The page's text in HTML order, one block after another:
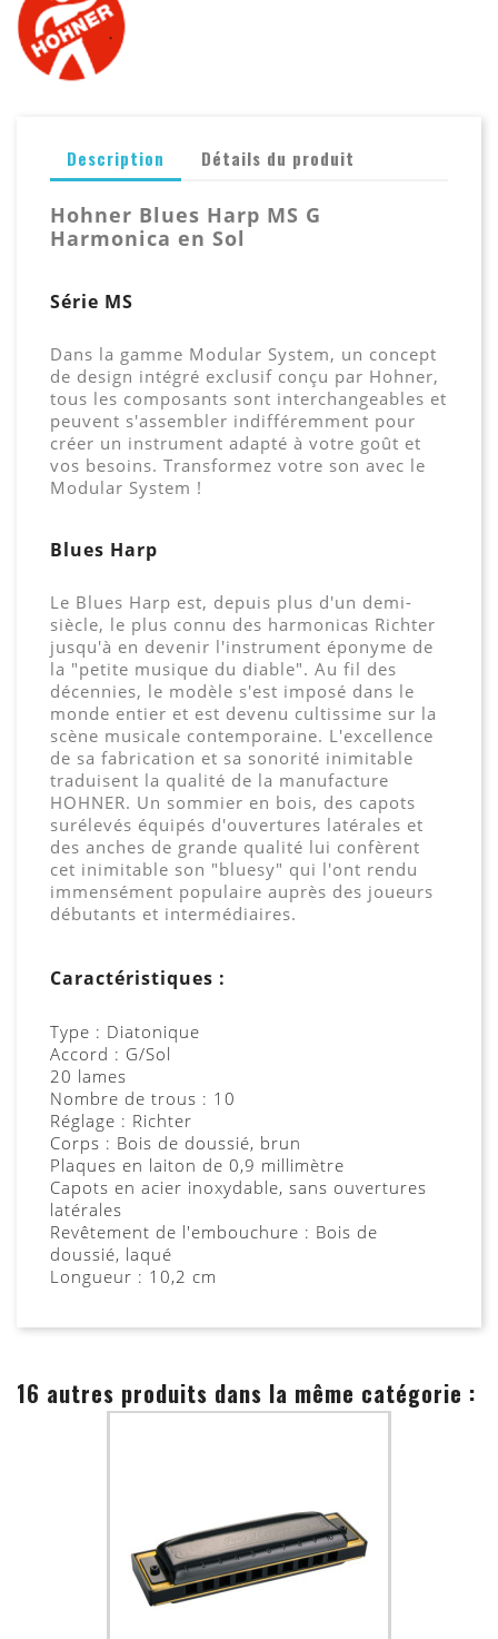
Description Détails du produit
Hohner Blues Harp MS G
Harmonica en Sol
Série MS
Dans la gamme Modular System, un concept
de design intégré exclusif conçu par Hohner,
tous les composants sont interchangeables et
peuvent s'assembler indifféremment pour
créer un instrument adapté à votre goût et
vos besoins. Transformez votre son avec le
Modular System !
Blues Harp
Le Blues Harp est, depuis plus d'un demi-
siècle, le plus connu des harmonicas Richter
jusqu'à en devenir l'instrument éponyme de
la "petite musique du diable". Au fil des
décennies, le modèle s'est imposé dans le
monde entier et est devenu cultissime sur la
scène musicale contemporaine. L'excellence
de sa fabrication et sa sonorité inimitable
traduisent la qualité de la manufacture
HOHNER. Un sommier en bois, des capots
surélevés équipés d'ouvertures latérales et
des anches de grande qualité lui confèrent
cet inimitable son "bluesy" qui l'ont rendu
immensément populaire auprès des joueurs
débutants et intermédiaires.
Caractéristiques :
Type : Diatonique
Accord : G/Sol
20 lames
Nombre de trous : 10
Réglage : Richter
Corps : Bois de doussié, brun
Plaques en laiton de 0,9 millimètre
Capots en acier inoxydable, sans ouvertures
latérales
Revêtement de l'embouchure : Bois de
doussié, laqué
Longueur : 10,2 cm
16 autres produits dans la même catégorie :